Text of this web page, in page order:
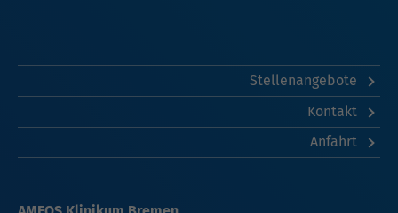
Stellenangebote
Kontakt
Anfahrt